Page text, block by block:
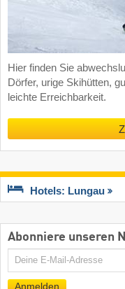
Hier finden Sie
Dörfer, urige Skihütten,
leichte Erreichbarkeit.
Hotels: Lungau
Abonniere unseren
E-
Mail
Anmelden